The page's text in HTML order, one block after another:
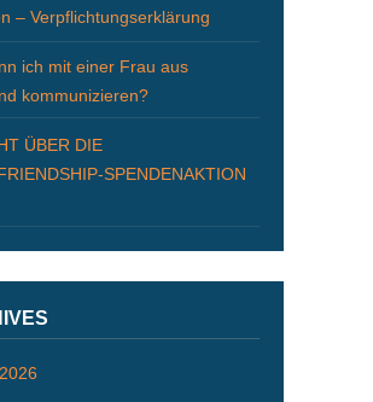
– Verpflichtungserklärung
ich mit einer Frau aus
kommunizieren?
ÜBER DIE
SPENDENAKTION